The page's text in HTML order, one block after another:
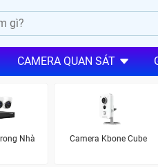
CAMERA QUAN SÁT
Nhà Camera Kbone Cube